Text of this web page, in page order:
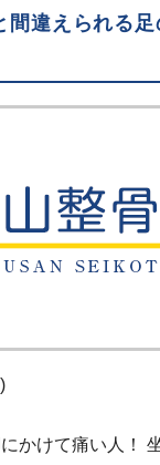
間違えられる
かけて痛い人！